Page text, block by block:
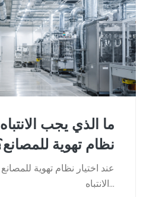
ما الذي يجب
نظام تهوية
عند اختيار نظام تهوية
الانتباه...